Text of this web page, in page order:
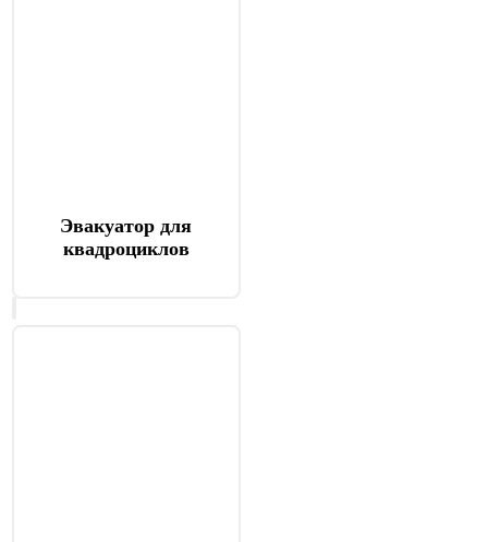
Эвакуатор для
квадроциклов